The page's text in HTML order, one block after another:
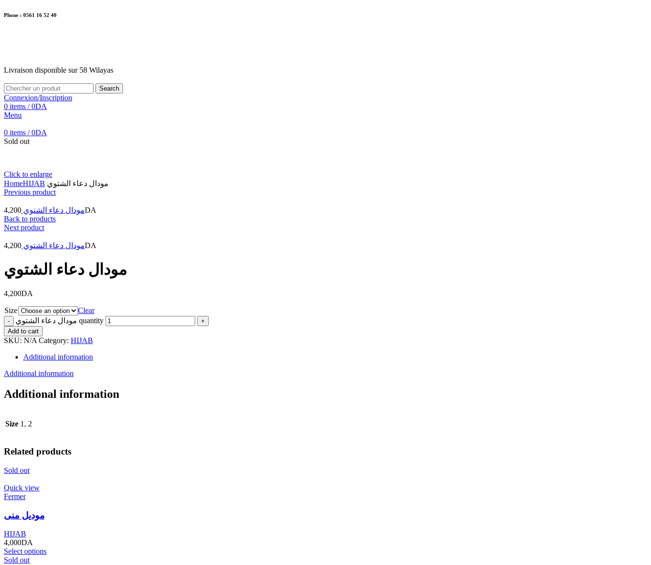
Phone : 0561 16 52 40
Livraison disponible sur 58 Wilayas
Search
Connexion/Inscription
0 items / 0DA
Menu
0 items / 0DA
Sold out
Click to enlarge
HomeHIJAB مودال دعاء الشتوي
Previous product
مودال دعاء الشتوي 4,200
DA
Back to products
Next product
مودال دعاء الشتوي 4,200 DA
مودال دعاء الشتوي
4,200DA
Size
Clear
مودال دعاء الشتوي quantity
Add to cart
SKU: N/A Category: HIJAB
Additional information
Additional information
Additional information
Size 1, 2
Related products
Sold out
Quick view
Fermer
موديل منى
HIJAB
4,000DA
Select options
Sold out